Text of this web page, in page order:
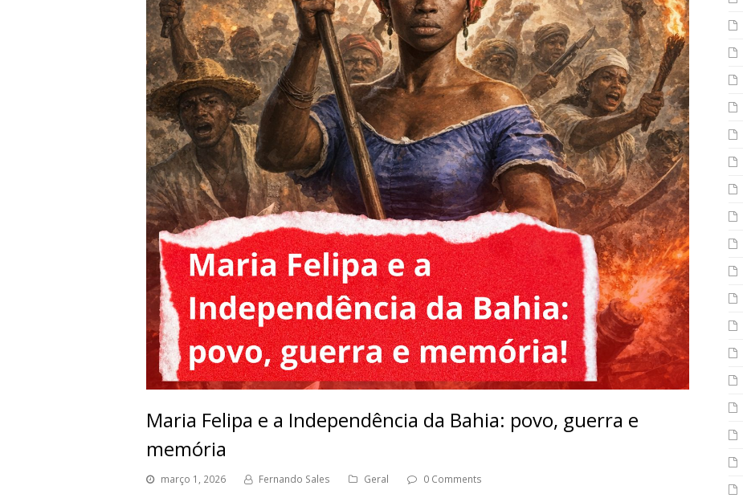
Maria Felipa e a Independência da Bahia: povo, guerra e
memória
março 1, 2026 Fernando Sales Geral 0 Comments